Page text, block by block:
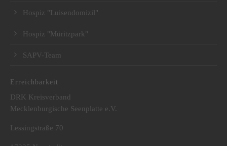
Hospiz "Luisendomizil"
Hospiz "Müritzpark"
SAPV-Team
Erreichbarkeit
DRK Kreisverband
Mecklenburgische Seenplatte e.V.
Lessingstraße 70